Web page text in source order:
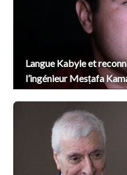
Langue Kabyle et
l’ingénieur Mesṭafa